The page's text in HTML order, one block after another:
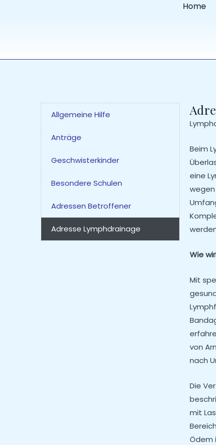
Home
Allgemeine Hilfe
Anträge
Geschwisterkinder
Besondere Schulen
Adressen Betroffener
Adresse Lymphdrainage
Beim
eine
Wie
Mit
von
nach
Die
mit
Ödem